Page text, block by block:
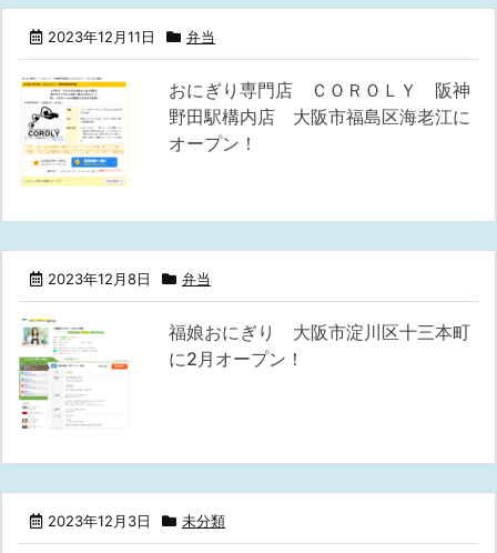
2023年12月11日 弁当
おにぎり専門店 ＣＯＲＯＬＹ 阪神
野田駅構内店 大阪市福島区海老江に
オープン！
2023年12月8日 弁当
福娘おにぎり 大阪市淀川区十三本町
に2月オープン！
2023年12月3日 未分類